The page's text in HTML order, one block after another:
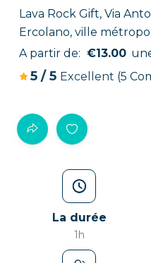
Lava Rock Gift, Via
Ercolano, ville
A partir de: €13.00
5 /5 Excellent (5
La durée
1h